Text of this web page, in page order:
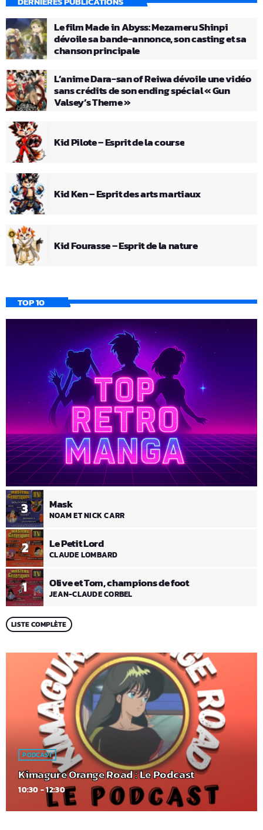
Le film Made in Abyss: Mezameru Shinpi
dévoile sa bande-annonce, son casting et sa
chanson principale
L’anime Dara-san of Reiwa dévoile une vidéo
sans crédits de son ending spécial « Gun
Valsey’s Theme »
Kid Pilote – Esprit de la course
Kid Ken – Esprit des arts martiaux
Kid Fourasse – Esprit de la nature
TOP 10
1 Olive et Tom, champions de foot
JEAN-CLAUDE CORBEL
2 Le Petit Lord
CLAUDE LOMBARD
3 Mask
NOAM ET NICK CARR
LISTE COMPLÈTE
PODCAST
Kimagure Orange Road : Le Podcast
10:30 - 12:30